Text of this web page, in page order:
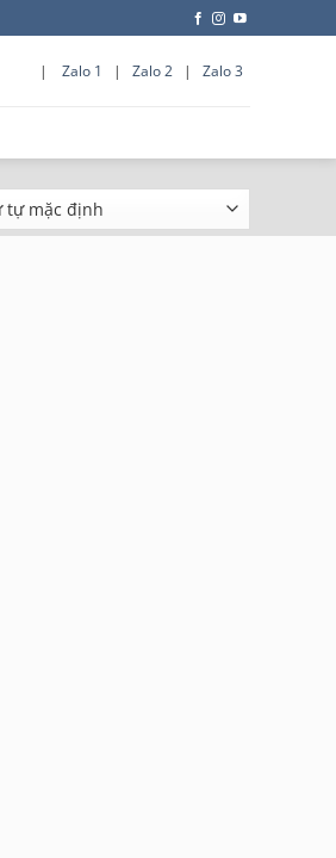
| Zalo 1 | Zalo 2 | Zalo 3